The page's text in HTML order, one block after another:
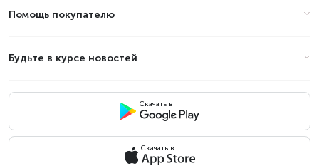
Помощь покупателю
Будьте в курсе новостей
Скачать в
Скачать в